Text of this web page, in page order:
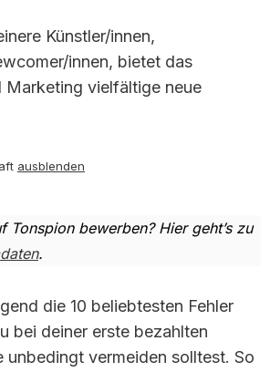
Künstler/innen,
innen, bietet das
Marketing vielfältige neue
ausblenden
Tonspion bewerben? Hier geht’s zu
.
die 10 beliebtesten Fehler
bei deiner erste bezahlten
unbedingt vermeiden solltest. So